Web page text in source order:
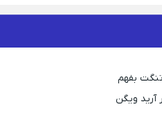
بفهم
آرید ویگن